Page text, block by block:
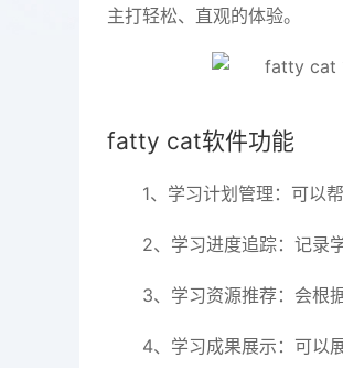
主打轻松、直观的体验。
fatty cat软件功能
1、学习计划管理：可以
2、学习进度追踪：记录
3、学习资源推荐：会根
4、学习成果展示：可以